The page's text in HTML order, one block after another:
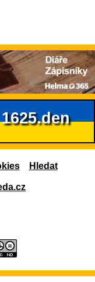
Hledat